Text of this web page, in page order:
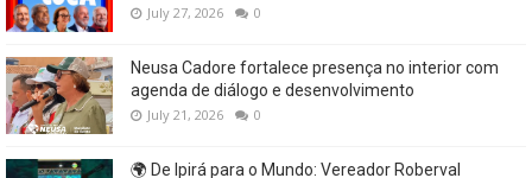
July 27, 2026 0
Neusa Cadore fortalece presença no interior com
agenda de diálogo e desenvolvimento
July 21, 2026 0
🌍 De Ipirá para o Mundo: Vereador Roberval